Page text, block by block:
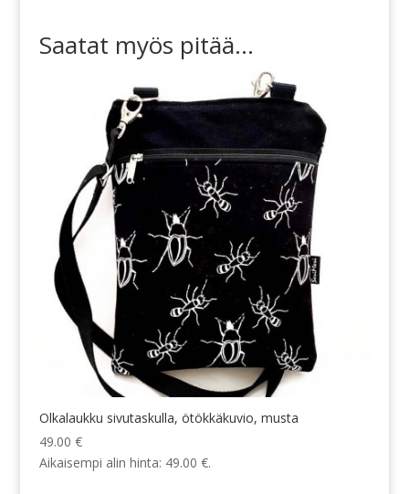
Saatat myös pitää...
Olkalaukku sivutaskulla, ötökkäkuvio, musta
49.00 €
Aikaisempi alin hinta: 49.00 €.